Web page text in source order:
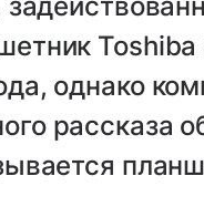
однако
рассказа